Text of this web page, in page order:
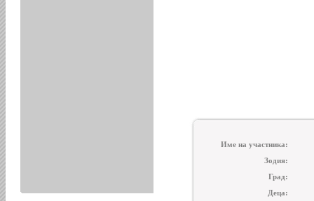
Име на участника:
Зодия:
Град:
Деца: